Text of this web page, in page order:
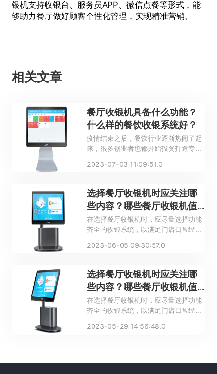
银机支持收银台、服务员APP、微信点餐等形式，能
够助力餐厅做好顾客个性化管理，实现精准营销。
相关文章
餐厅收银机具备什么功能？
什么样的餐饮收银系统好？
疫情结束之后，餐饮行业逐渐热闹了起
来，很多创业者也都开始投资打造专属
到很多的智能商用设备，其中就包括餐
么功能？什么样的餐饮收银系统比较
好？
2023-07-03 11:09:51.0
选择餐厅收银机时应关注哪
些内容？哪些餐厅收银机值
得推荐？
在选择餐厅收银机时，应尽量选择功能
齐全的收银系统，以满足门店日常经营
下面这篇文章，小编就带大家详细了解
容，以及哪些餐厅收银机值得推荐？
2023-06-05 09:30:57.0
选择餐厅收银机时应关注哪
些内容？哪些餐厅收银机值
得推荐？
在选择餐厅收银机时，应尽量选择功能
齐全的收银系统，以满足门店日常经营
下面这篇文章，小编就带大家详细了解
2023-05-29 14:56:48.0